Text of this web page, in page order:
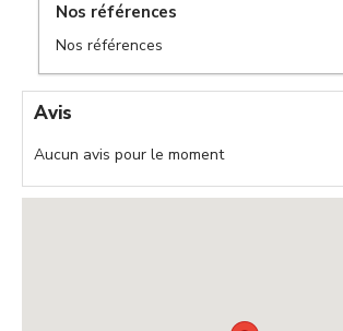
Nos références
Nos références
Avis
Aucun avis pour le moment